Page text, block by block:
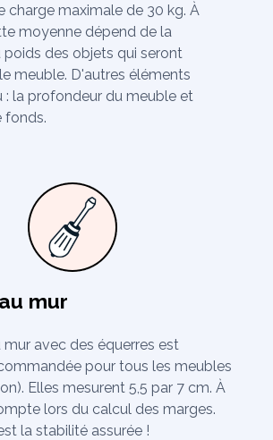
charge maximale de 30 kg. À
moyenne dépend de la
des objets qui seront
meuble. D'autres éléments
: la profondeur du meuble et
fonds.
mur
mur avec des équerres est
pour tous les meubles
Elles mesurent 5,5 par 7 cm. À
lors du calcul des marges.
la stabilité assurée !